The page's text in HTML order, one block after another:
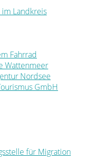
Landkreis
Fahrrad
Wattenmeer
Nordsee
GmbH
für Migration